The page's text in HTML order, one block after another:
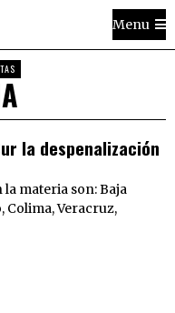
Menu
la despenalización
materia son: Baja
Colima, Veracruz,